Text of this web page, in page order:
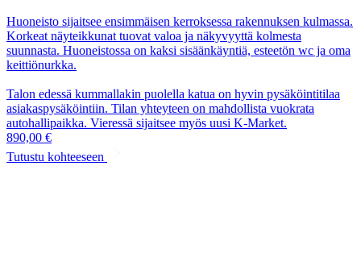
Huoneisto sijaitsee ensimmäisen kerroksessa rakennuksen kulmassa.
Korkeat näyteikkunat tuovat valoa ja näkyvyyttä kolmesta
suunnasta. Huoneistossa on kaksi sisäänkäyntiä, esteetön wc ja oma
keittiönurkka.
Talon edessä kummallakin puolella katua on hyvin pysäköintitilaa
asiakaspysäköintiin. Tilan yhteyteen on mahdollista vuokrata
autohallipaikka. Vieressä sijaitsee myös uusi K-Market.
890,00 €
Tutustu kohteeseen